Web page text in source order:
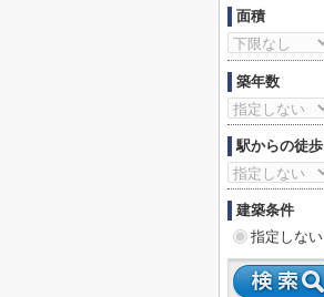
面積
築年数
駅からの徒歩
建築条件
指定しない